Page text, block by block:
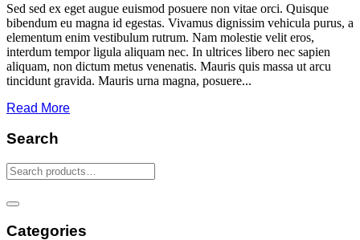
Sed sed ex eget augue euismod posuere non vitae orci. Quisque
bibendum eu magna id egestas. Vivamus dignissim vehicula purus, a
elementum enim vestibulum rutrum. Nam molestie velit eros,
interdum tempor ligula aliquam nec. In ultrices libero nec sapien
aliquam, non dictum metus venenatis. Mauris quis massa ut arcu
tincidunt gravida. Mauris urna magna, posuere...
Read More
Search
Categories